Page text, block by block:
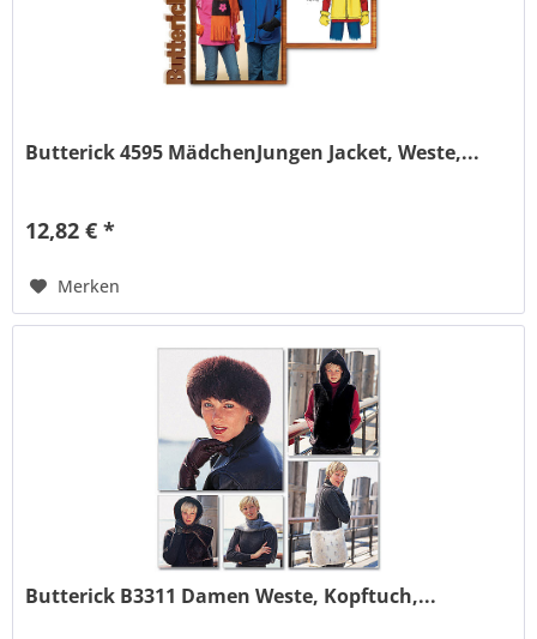
Butterick 4595 MädchenJungen Jacket, Weste,...
12,82 € *
Merken
Butterick B3311 Damen Weste, Kopftuch,...